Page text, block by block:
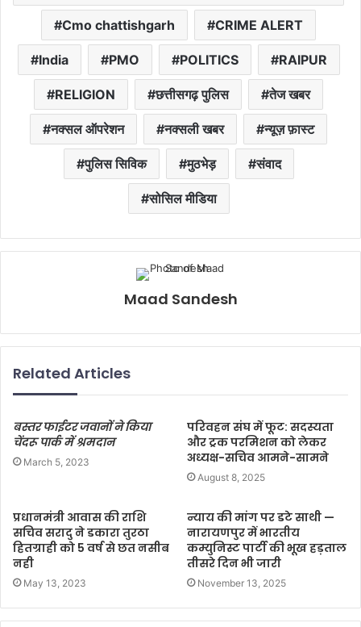
Cmo chattishgarh CRIME ALERT
India PMO POLITICS RAIPUR
RELIGION छत्तीसगढ़ पुलिस तेज खबर
नक्सल ऑपरेशन नक्सली खबर न्यूज़ फ़ास्ट
पुलिस सिविक मुठभेड़ संवाद
सोसिल मीडिया
Maad Sandesh
Related Articles
बस्तर फाईटर जवानों ने किया
चेंदरू पार्क में श्रमदान
March 5, 2023
परिवहन संघ में फूट: सदस्यता
और ट्रक परमिशन को लेकर
अध्यक्ष-सचिव आमने-सामने
August 8, 2025
प्रधानमंत्री आवास की राशि
सचिव सरादु ने डकारा तुरठा
हितग्राही को 5 वर्ष से छत नसीब
नही
May 13, 2023
न्याय की मांग पर डटे साथी —
नारायणपुर में भारतीय
कम्युनिस्ट पार्टी की भूख हड़ताल
तीसरे दिन भी जारी
November 13, 2025